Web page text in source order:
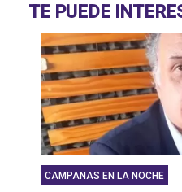
erradicar”
Roberto Pintos: “Lo
amigo en mis brazos”
TE PUEDE
CAMPANAS EN LA NOCHE